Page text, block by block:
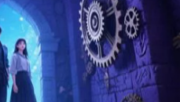
化妝保養 情趣用品